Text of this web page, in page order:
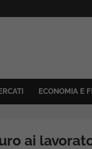
ECONOMIA E
ai